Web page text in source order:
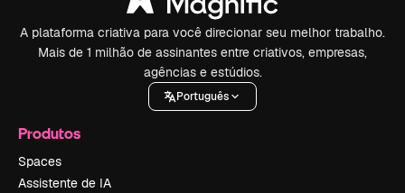
A plataforma criativa para você direcionar seu melhor trabalho.
Mais de 1 milhão de assinantes entre criativos, empresas,
agências e estúdios.
Português
Produtos
Spaces
Assistente de IA